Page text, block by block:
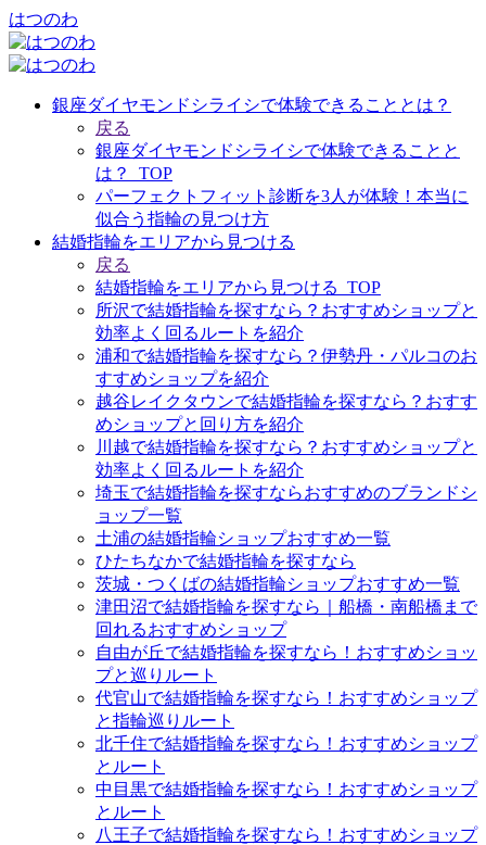
はつのわ
銀座ダイヤモンドシライシで体験できることとは？
戻る
銀座ダイヤモンドシライシで体験できることと
は？_TOP
パーフェクトフィット診断を3人が体験！本当に
似合う指輪の見つけ方
結婚指輪をエリアから見つける
戻る
結婚指輪をエリアから見つける_TOP
所沢で結婚指輪を探すなら？おすすめショップと
効率よく回るルートを紹介
浦和で結婚指輪を探すなら？伊勢丹・パルコのお
すすめショップを紹介
越谷レイクタウンで結婚指輪を探すなら？おすす
めショップと回り方を紹介
川越で結婚指輪を探すなら？おすすめショップと
効率よく回るルートを紹介
埼玉で結婚指輪を探すならおすすめのブランドシ
ョップ一覧
土浦の結婚指輪ショップおすすめ一覧
ひたちなかで結婚指輪を探すなら
茨城・つくばの結婚指輪ショップおすすめ一覧
津田沼で結婚指輪を探すなら｜船橋・南船橋まで
回れるおすすめショップ
自由が丘で結婚指輪を探すなら！おすすめショッ
プと巡りルート
代官山で結婚指輪を探すなら！おすすめショップ
と指輪巡りルート
北千住で結婚指輪を探すなら！おすすめショップ
とルート
中目黒で結婚指輪を探すなら！おすすめショップ
とルート
八王子で結婚指輪を探すなら！おすすめショップ